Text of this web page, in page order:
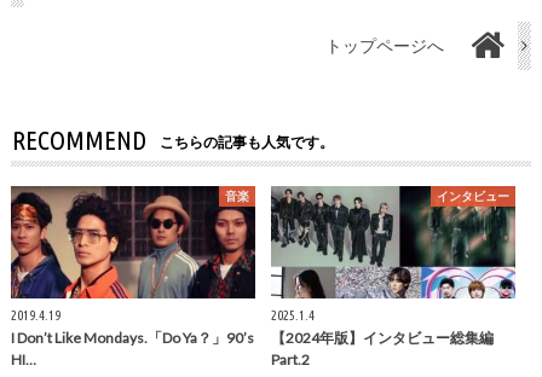
トップページへ
RECOMMEND こちらの記事も人気です。
音楽
2019.4.19
I Don’t Like Mondays.「Do Ya？」90’s
HI…
インタビュー
2025.1.4
【2024年版】インタビュー総集編
Part.2